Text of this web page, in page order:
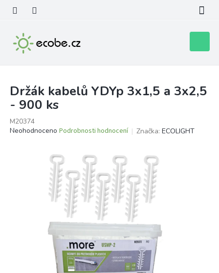
obsah
košík
Držák kabelů YDYp 3x1,5 a 3x2,5
- 900 ks
M20374
Průměrné
Neohodnoceno Podrobnosti hodnocení Značka: ECOLIGHT